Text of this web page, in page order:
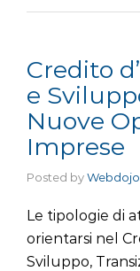
Credito
e
Nuove
Imprese
Posted byWebdojo
Le tipologie di
orientarsi nel
Sviluppo,